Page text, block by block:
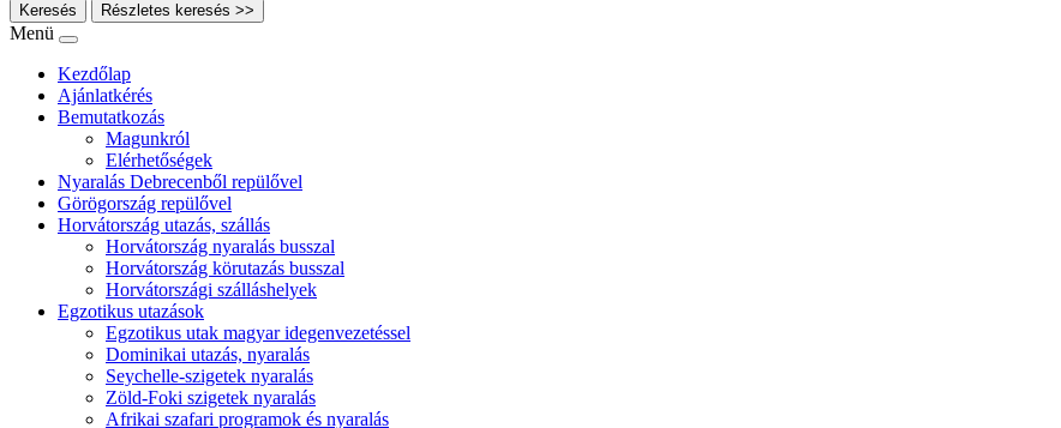
Keresés Részletes keresés >>
Menü
Kezdőlap
Ajánlatkérés
Bemutatkozás
Magunkról
Elérhetőségek
Nyaralás Debrecenből repülővel
Görögország repülővel
Horvátország utazás, szállás
Horvátország nyaralás busszal
Horvátország körutazás busszal
Horvátországi szálláshelyek
Egzotikus utazások
Egzotikus utak magyar idegenvezetéssel
Dominikai utazás, nyaralás
Seychelle-szigetek nyaralás
Zöld-Foki szigetek nyaralás
Afrikai szafari programok és nyaralás